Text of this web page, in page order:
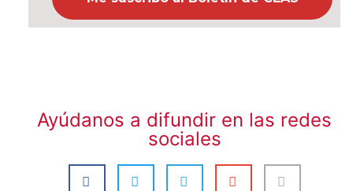
Ayúdanos a difundir en las redes
sociales